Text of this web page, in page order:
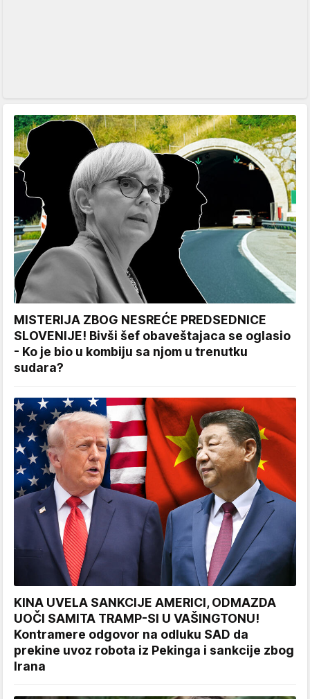
MISTERIJA ZBOG NESREĆE PREDSEDNICE
SLOVENIJE! Bivši šef obaveštajaca se oglasio
- Ko je bio u kombiju sa njom u trenutku
sudara?
KINA UVELA SANKCIJE AMERICI, ODMAZDA
UOČI SAMITA TRAMP-SI U VAŠINGTONU!
Kontramere odgovor na odluku SAD da
prekine uvoz robota iz Pekinga i sankcije zbog
Irana